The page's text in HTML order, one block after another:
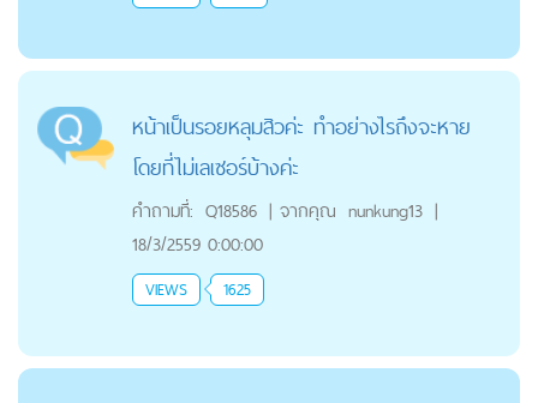
หน้าเป็นรอยหลุมสิวค่ะ ทำอย่างไรถึงจะหาย
โดยที่ไม่เลเซอร์บ้างค่ะ
คำถามที่: Q18586 | จากคุณ nunkung13 |
18/3/2559 0:00:00
VIEWS 1625